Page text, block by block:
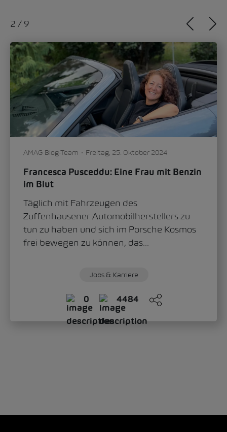
2 / 9
AMAG Blog-Team Freitag, 25. Oktober 2024
Francesca Pusceddu: Eine Frau mit Benzin
im Blut
Täglich mit Fahrzeugen des
Zuffenhausener Automobilherstellers zu
tun zu haben und sich im Porsche Kosmos
frei bewegen zu können, das...
Jobs & Karriere
0 4484